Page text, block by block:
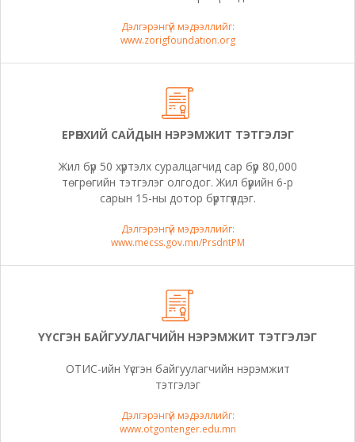
Дэлгэрэнгүй мэдээллийг:
www.zorigfoundation.org
ЕРӨНХИЙ САЙДЫН НЭРЭМЖИТ ТЭТГЭЛЭГ
Жил бүр 50 хүртэлх суралцагчид сар бүр 80,000
төгрөгийн тэтгэлэг олгодог. Жил бүрийн 6-р
сарын 15-ны дотор бүртгүүлдэг.
Дэлгэрэнгүй мэдээллийг:
www.mecss.gov.mn/PrsdntPM
ҮҮСГЭН БАЙГУУЛАГЧИЙН НЭРЭМЖИТ ТЭТГЭЛЭГ
ОТИС-ийн Үүсгэн байгуулагчийн нэрэмжит
тэтгэлэг
Дэлгэрэнгүй мэдээллийг:
www.otgontenger.edu.mn